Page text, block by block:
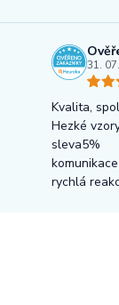
31.
Kvalita,
Hezké
sleva5%
rychlá